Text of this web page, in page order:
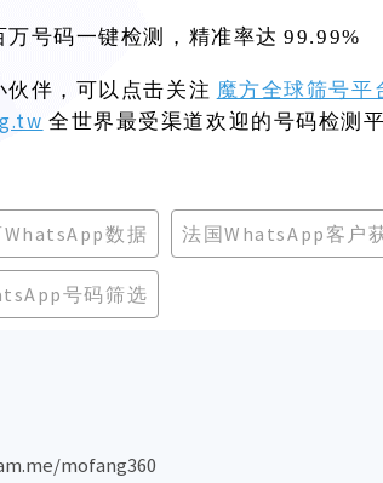
万号码一键检测，精准率达 99.99%
伙伴，可以点击关注 魔方全球筛号平
全世界最受渠道欢迎的号码检测平
数据 法国WhatsApp客户
号码筛选
mofang360